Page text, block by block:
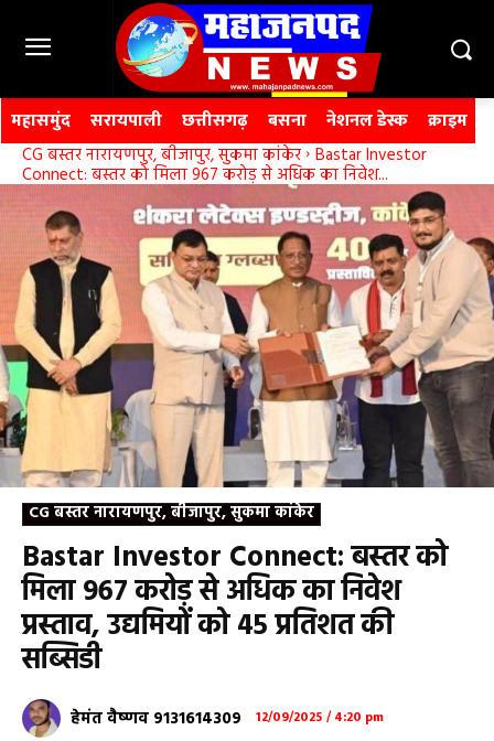
महासमुंद सरायपाली छत्तीसगढ़ बसना नेशनल डेस्क क्राइम
CG बस्तर नारायणपुर, बीजापुर, सुकमा कांकेर Bastar Investor
Connect: बस्तर को मिला 967 करोड़ से अधिक का निवेश...
CG बस्तर नारायणपुर, बीजापुर, सुकमा कांकेर
Bastar Investor Connect: बस्तर को
मिला 967 करोड़ से अधिक का निवेश
प्रस्ताव, उद्यमियों को 45 प्रतिशत की
सब्सिडी
हेमंत वैष्णव 9131614309 12/09/2025 / 4:20 pm